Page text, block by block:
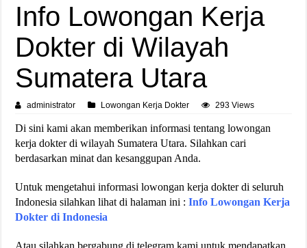
Info Lowongan Kerja
Dokter di Wilayah
Sumatera Utara
administrator Lowongan Kerja Dokter 293 Views
Di sini kami akan memberikan informasi tentang lowongan
kerja dokter di wilayah Sumatera Utara. Silahkan cari
berdasarkan minat dan kesanggupan Anda.
Untuk mengetahui informasi lowongan kerja dokter di seluruh
Indonesia silahkan lihat di halaman ini :Info Lowongan Kerja
Dokter di Indonesia
Atau silahkan bergabung di telegram kami untuk mendapatkan